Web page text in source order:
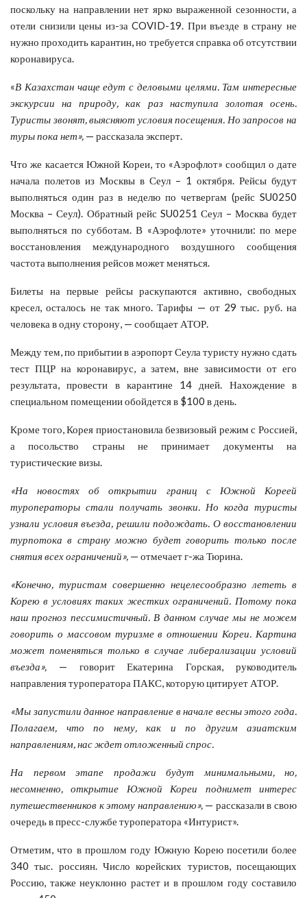
поскольку на направлении нет ярко выраженной сезонности, а
отели снизили цены из-за COVID-19. При въезде в страну не
нужно проходить карантин, но требуется справка об отсутствии
коронавируса.
«В Казахстан чаще едут с деловыми целями. Там интересные
экскурсии на природу, как раз наступила золотая осень.
Туристы звонят, выясняют условия посещения. Но запросов на
туры пока нет», — рассказала эксперт.
Что же касается Южной Кореи, то «Аэрофлот» сообщил о дате
начала полетов из Москвы в Сеул – 1 октября. Рейсы будут
выполняться один раз в неделю по четвергам (рейс SU0250
Москва – Сеул). Обратный рейс SU0251 Сеул – Москва будет
выполняться по субботам. В «Аэрофлоте» уточнили: по мере
восстановления международного воздушного сообщения
частота выполнения рейсов может меняться.
Билеты на первые рейсы раскупаются активно, свободных
кресел, осталось не так много. Тарифы — от 29 тыс. руб. на
человека в одну сторону, — сообщает АТОР.
Между тем, по прибытии в аэропорт Сеула туристу нужно сдать
тест ПЦР на коронавирус, а затем, вне зависимости от его
результата, провести в карантине 14 дней. Нахождение в
специальном помещении обойдется в $100 в день.
Кроме того, Корея приостановила безвизовый режим с Россией,
а посольство страны не принимает документы на
туристические визы.
«На новостях об открытии границ с Южной Кореей
туроператоры стали получать звонки. Но когда туристы
узнали условия въезда, решили подождать. О восстановлении
турпотока в страну можно будет говорить только после
снятия всех ограничений», — отмечает г-жа Тюрина.
«Конечно, туристам совершенно нецелесообразно лететь в
Корею в условиях таких жестких ограничений. Потому пока
наш прогноз пессимистичный. В данном случае мы не можем
говорить о массовом туризме в отношении Кореи. Картина
может поменяться только в случае либерализации условий
въезда», — говорит Екатерина Горская, руководитель
направления туроператора ПАКС, которую цитирует АТОР.
«Мы запустили данное направление в начале весны этого года.
Полагаем, что по нему, как и по другим азиатским
направлениям, нас ждет отложенный спрос.
На первом этапе продажи будут минимальными, но,
несомненно, открытие Южной Кореи поднимет интерес
путешественников к этому направлению», — рассказали в свою
очередь в пресс-службе туроператора «Интурист».
Отметим, что в прошлом году Южную Корею посетили более
340 тыс. россиян. Число корейских туристов, посещающих
Россию, также неуклонно растет и в прошлом году составило